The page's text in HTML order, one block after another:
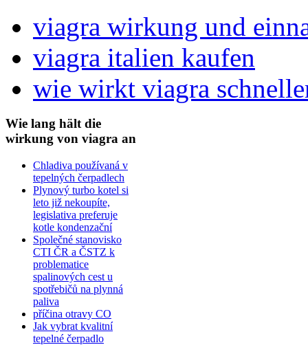
viagra wirkung und
viagra italien kaufen
wie wirkt viagra
Wie lang hält die
wirkung von viagra an
Chladiva používaná v
tepelných čerpadlech
Plynový turbo kotel si
leto již nekoupíte,
legislativa preferuje
kotle kondenzační
Společné stanovisko
CTI ČR a ČSTZ k
problematice
spalinových cest u
spotřebičů na plynná
paliva
příčina otravy CO
Jak vybrat kvalitní
tepelné čerpadlo